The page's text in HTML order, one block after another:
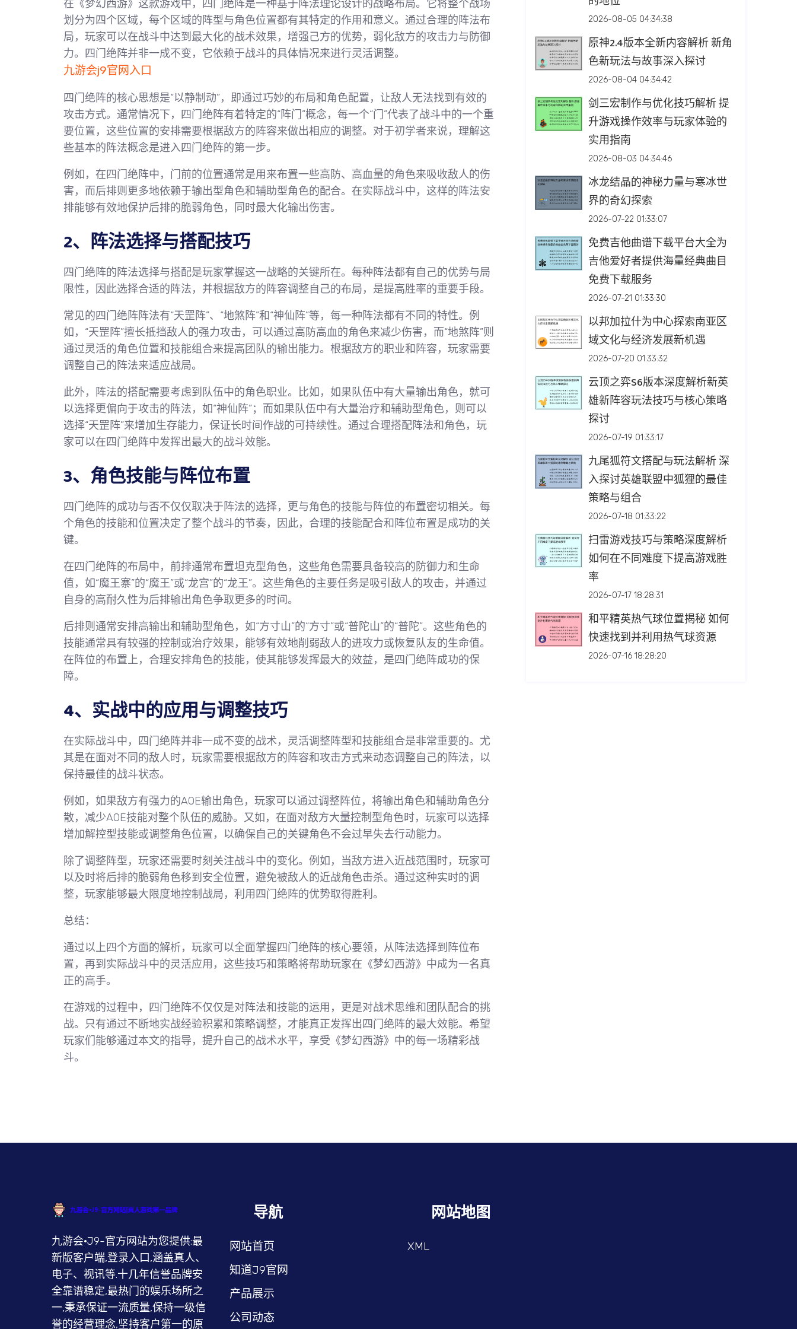
在《梦幻西游》这款游戏中，四门绝阵是一种基于阵法理论设计的战略布局。它将整个战场
划分为四个区域，每个区域的阵型与角色位置都有其特定的作用和意义。通过合理的阵法布
局，玩家可以在战斗中达到最大化的战术效果，增强己方的优势，弱化敌方的攻击力与防御
力。四门绝阵并非一成不变，它依赖于战斗的具体情况来进行灵活调整。
九游会j9官网入口
四门绝阵的核心思想是“以静制动”，即通过巧妙的布局和角色配置，让敌人无法找到有效的
攻击方式。通常情况下，四门绝阵有着特定的“阵门”概念，每一个“门”代表了战斗中的一个重
要位置，这些位置的安排需要根据敌方的阵容来做出相应的调整。对于初学者来说，理解这
些基本的阵法概念是进入四门绝阵的第一步。
例如，在四门绝阵中，门前的位置通常是用来布置一些高防、高血量的角色来吸收敌人的伤
害，而后排则更多地依赖于输出型角色和辅助型角色的配合。在实际战斗中，这样的阵法安
排能够有效地保护后排的脆弱角色，同时最大化输出伤害。
2、阵法选择与搭配技巧
四门绝阵的阵法选择与搭配是玩家掌握这一战略的关键所在。每种阵法都有自己的优势与局
限性，因此选择合适的阵法，并根据敌方的阵容调整自己的布局，是提高胜率的重要手段。
常见的四门绝阵阵法有“天罡阵”、“地煞阵”和“神仙阵”等，每一种阵法都有不同的特性。例
如，“天罡阵”擅长抵挡敌人的强力攻击，可以通过高防高血的角色来减少伤害，而“地煞阵”则
通过灵活的角色位置和技能组合来提高团队的输出能力。根据敌方的职业和阵容，玩家需要
调整自己的阵法来适应战局。
此外，阵法的搭配需要考虑到队伍中的角色职业。比如，如果队伍中有大量输出角色，就可
以选择更偏向于攻击的阵法，如“神仙阵”；而如果队伍中有大量治疗和辅助型角色，则可以
选择“天罡阵”来增加生存能力，保证长时间作战的可持续性。通过合理搭配阵法和角色，玩
家可以在四门绝阵中发挥出最大的战斗效能。
3、角色技能与阵位布置
四门绝阵的成功与否不仅仅取决于阵法的选择，更与角色的技能与阵位的布置密切相关。每
个角色的技能和位置决定了整个战斗的节奏，因此，合理的技能配合和阵位布置是成功的关
键。
在四门绝阵的布局中，前排通常布置坦克型角色，这些角色需要具备较高的防御力和生命
值，如“魔王寨”的“魔王”或“龙宫”的“龙王”。这些角色的主要任务是吸引敌人的攻击，并通过
自身的高耐久性为后排输出角色争取更多的时间。
后排则通常安排高输出和辅助型角色，如“方寸山”的“方寸”或“普陀山”的“普陀”。这些角色的
技能通常具有较强的控制或治疗效果，能够有效地削弱敌人的进攻力或恢复队友的生命值。
在阵位的布置上，合理安排角色的技能，使其能够发挥最大的效益，是四门绝阵成功的保
障。
4、实战中的应用与调整技巧
在实际战斗中，四门绝阵并非一成不变的战术，灵活调整阵型和技能组合是非常重要的。尤
其是在面对不同的敌人时，玩家需要根据敌方的阵容和攻击方式来动态调整自己的阵法，以
保持最佳的战斗状态。
例如，如果敌方有强力的AOE输出角色，玩家可以通过调整阵位，将输出角色和辅助角色分
散，减少AOE技能对整个队伍的威胁。又如，在面对敌方大量控制型角色时，玩家可以选择
增加解控型技能或调整角色位置，以确保自己的关键角色不会过早失去行动能力。
除了调整阵型，玩家还需要时刻关注战斗中的变化。例如，当敌方进入近战范围时，玩家可
以及时将后排的脆弱角色移到安全位置，避免被敌人的近战角色击杀。通过这种实时的调
整，玩家能够最大限度地控制战局，利用四门绝阵的优势取得胜利。
总结：
通过以上四个方面的解析，玩家可以全面掌握四门绝阵的核心要领，从阵法选择到阵位布
置，再到实际战斗中的灵活应用，这些技巧和策略将帮助玩家在《梦幻西游》中成为一名真
正的高手。
在游戏的过程中，四门绝阵不仅仅是对阵法和技能的运用，更是对战术思维和团队配合的挑
战。只有通过不断地实战经验积累和策略调整，才能真正发挥出四门绝阵的最大效能。希望
玩家们能够通过本文的指导，提升自己的战术水平，享受《梦幻西游》中的每一场精彩战
斗。
2026-08-05 04:34:38
原神2.4版本全新内容解析 新角
色新玩法与故事深入探讨
2026-08-04 04:34:42
剑三宏制作与优化技巧解析 提
升游戏操作效率与玩家体验的
实用指南
2026-08-03 04:34:46
冰龙结晶的神秘力量与寒冰世
界的奇幻探索
2026-07-22 01:33:07
免费吉他曲谱下载平台大全为
吉他爱好者提供海量经典曲目
免费下载服务
2026-07-21 01:33:30
以邦加拉什为中心探索南亚区
域文化与经济发展新机遇
2026-07-20 01:33:32
云顶之弈S6版本深度解析新英
雄新阵容玩法技巧与核心策略
探讨
2026-07-19 01:33:17
九尾狐符文搭配与玩法解析 深
入探讨英雄联盟中狐狸的最佳
策略与组合
2026-07-18 01:33:22
扫雷游戏技巧与策略深度解析
如何在不同难度下提高游戏胜
率
2026-07-17 18:28:31
和平精英热气球位置揭秘 如何
快速找到并利用热气球资源
2026-07-16 18:28:20
九游会·J9-官方网站为您提供:最
新版客户端,登录入口,涵盖真人、
电子、视讯等.十几年信誉品牌安
全靠谱稳定,最热门的娱乐场所之
一,秉承保证一流质量,保持一级信
誉的经营理念,坚持客户第一的原
导航
网站首页
知道J9官网
产品展示
公司动态
网站地图
XML